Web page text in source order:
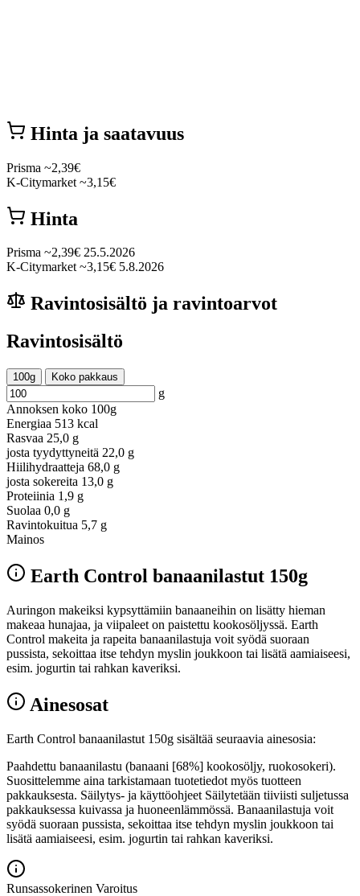
Hinta ja saatavuus
Prisma ~2,39€
K-Citymarket ~3,15€
Hinta
Prisma ~2,39€ 25.5.2026
K-Citymarket ~3,15€ 5.8.2026
Ravintosisältö ja ravintoarvot
Ravintosisältö
100g Koko pakkaus
g
Annoksen koko 100g
Energiaa 513 kcal
Rasvaa 25,0 g
josta tyydyttyneitä 22,0 g
Hiilihydraatteja 68,0 g
josta sokereita 13,0 g
Proteiinia 1,9 g
Suolaa 0,0 g
Ravintokuitua 5,7 g
Mainos
Earth Control banaanilastut 150g
Auringon makeiksi kypsyttämiin banaaneihin on lisätty hieman
makeaa hunajaa, ja viipaleet on paistettu kookosöljyssä. Earth
Control makeita ja rapeita banaanilastuja voit syödä suoraan
pussista, sekoittaa itse tehdyn myslin joukkoon tai lisätä aamiaiseesi,
esim. jogurtin tai rahkan kaveriksi.
Ainesosat
Earth Control banaanilastut 150g sisältää seuraavia ainesosia:
Paahdettu banaanilastu (banaani [68%] kookosöljy, ruokosokeri).
Suosittelemme aina tarkistamaan tuotetiedot myös tuotteen
pakkauksesta. Säilytys- ja käyttöohjeet Säilytetään tiiviisti suljetussa
pakkauksessa kuivassa ja huoneenlämmössä. Banaanilastuja voit
syödä suoraan pussista, sekoittaa itse tehdyn myslin joukkoon tai
lisätä aamiaiseesi, esim. jogurtin tai rahkan kaveriksi.
Runsassokerinen Varoitus